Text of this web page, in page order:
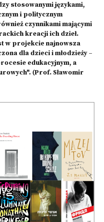
stosowanymi językami,
i politycznym
czynnikami mającymi
kreacji ich dzieł.
w projekcie najnowsza
dla dzieci i młodzieży –
edukacyjnym, a
(Prof. Sławomir